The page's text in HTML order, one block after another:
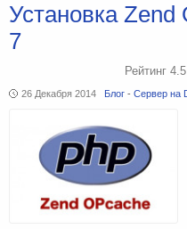
Установка Zend
7
Рейтинг 4.5
26 Декабря 2014 Блог - Сервер на